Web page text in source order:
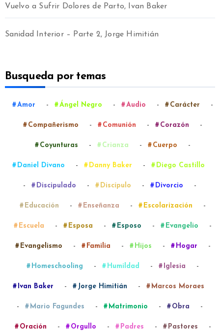
Vuelvo a Sufrir Dolores de Parto, Ivan Baker
Sanidad Interior – Parte 2, Jorge Himitián
Busqueda por temas
Amor - Ángel Negro - Audio - Carácter -
Compañerismo - Comunión - Corazón -
Coyunturas - Crianza - Cuerpo -
Daniel Divano - Danny Baker - Diego Castillo
- Discipulado - Discípulo - Divorcio -
Educación - Enseñanza - Escolarización -
Escuela - Esposa - Esposo - Evangelio -
Evangelismo - Familia - Hijos - Hogar -
Homeschooling - Humildad - Iglesia -
Ivan Baker - Jorge Himitián - Marcos Moraes
- Mario Fagundes - Matrimonio - Obra -
Oración - Orgullo - Padres - Pastores -